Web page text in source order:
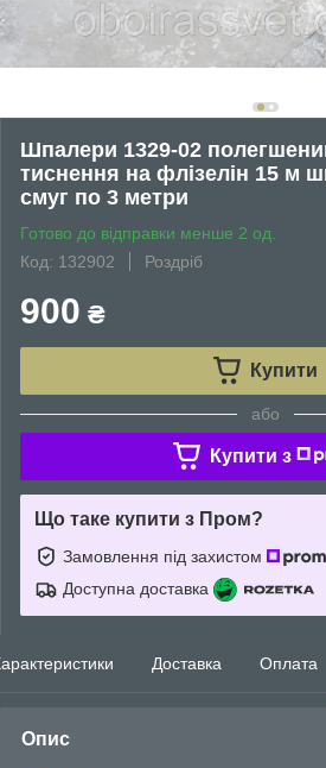
Шпалери 1329-02
тиснення на флізелін 15 м
смуг по 3 метри
Готово до відправки менше 2 од.
Код: 132902
Роздріб
900 ₴
Купити
або
Купити з
Що таке купити з Пром?
Замовлення під захистом
Доступна доставка
Доставка Оплата
Опис